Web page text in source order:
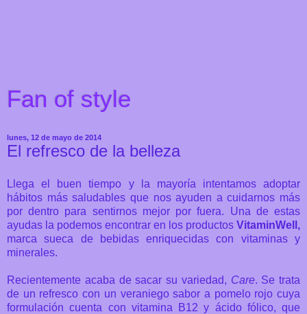
Fan of style
lunes, 12 de mayo de 2014
El refresco de la belleza
Llega el buen tiempo y la mayoría intentamos adoptar
hábitos más saludables que nos ayuden a cuidarnos más
por dentro para sentirnos mejor por fuera. Una de estas
ayudas la podemos encontrar en los productos VitaminWell,
marca sueca de bebidas enriquecidas con vitaminas y
minerales.
Recientemente acaba de sacar su variedad, Care. Se trata
de un refresco con un veraniego sabor a pomelo rojo cuya
formulación cuenta con vitamina B12 y ácido fólico, que